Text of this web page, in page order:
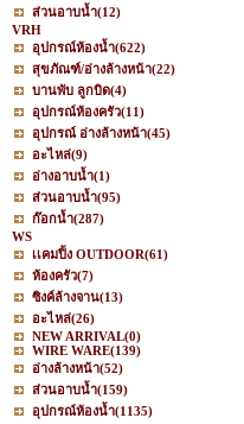
ส่วนอาบน้ำ(12)
VRH
อุปกรณ์ห้องน้ำ(622)
สุขภัณฑ์/อ่างล้างหน้า(22)
บานพับ ลูกบิด(4)
อุปกรณ์ห้องครัว(11)
อุปกรณ์ อ่างล้างหน้า(45)
อะไหล่(9)
อ่างอาบน้ำ(1)
ส่วนอาบน้ำ(95)
ก๊อกน้ำ(287)
WS
เเคมปิ้ง OUTDOOR(61)
ห้องครัว(7)
ซิงค์ล้างจาน(13)
อะไหล่(26)
NEW ARRIVAL(0)
WIRE WARE(139)
อ่างล้างหน้า(52)
ส่วนอาบน้ำ(159)
อุปกรณ์ห้องน้ำ(1135)